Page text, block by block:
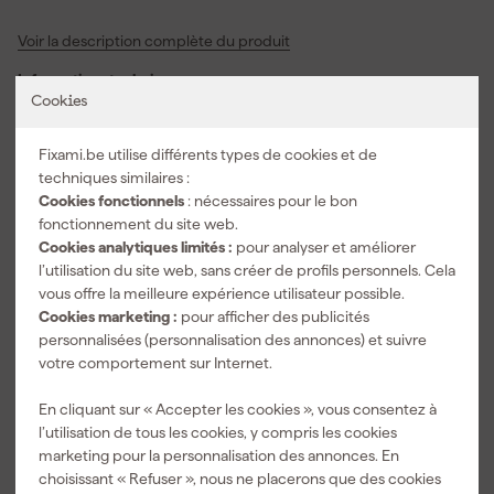
Cookies
Fixami.be utilise différents types de cookies et de
techniques similaires :
Cookies fonctionnels : nécessaires pour le bon
fonctionnement du site web.
Cookies analytiques limités : pour analyser et améliorer
l’utilisation du site web, sans créer de profils personnels. Cela
vous offre la meilleure expérience utilisateur possible.
Cookies marketing : pour afficher des publicités
personnalisées (personnalisation des annonces) et suivre
votre comportement sur Internet.
En cliquant sur « Accepter les cookies », vous consentez à
l’utilisation de tous les cookies, y compris les cookies
marketing pour la personnalisation des annonces. En
choisissant « Refuser », nous ne placerons que des cookies
donnent plus d'espace dans les installations exiguës. Cela rend
toute sécurité sans coincement. Grâce aux dents trempées, vous
conservez également après de nombreuses utilisations une prise
ferme. Vous obtenez ainsi une pince multiprise qui fonctionne
agréablement et qui est bien utilisable dans les travaux de
bricolage quotidiens.
Voir la description complète du produit
Informations techniques
Numéro d'article
Code du modèle
Contenu du colis
1x Wiha 46614 Pince multiprise QuickFix Classic
Voir toutes les caractéristiques
Accessoires